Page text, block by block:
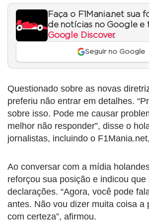
Faça o F1Mania.net sua
de notícias no Google e
Google Discover.
Seguir no Google
Questionado sobre as novas
preferiu não entrar em detalhes.
sobre isso. Pode me causar
melhor não responder”, disse o
jornalistas, incluindo o
Ao conversar com a mídia
reforçou sua posição e indicou que
declarações. “Agora, você pode
antes. Não vou dizer muita coisa a
com certeza”, afirmou.